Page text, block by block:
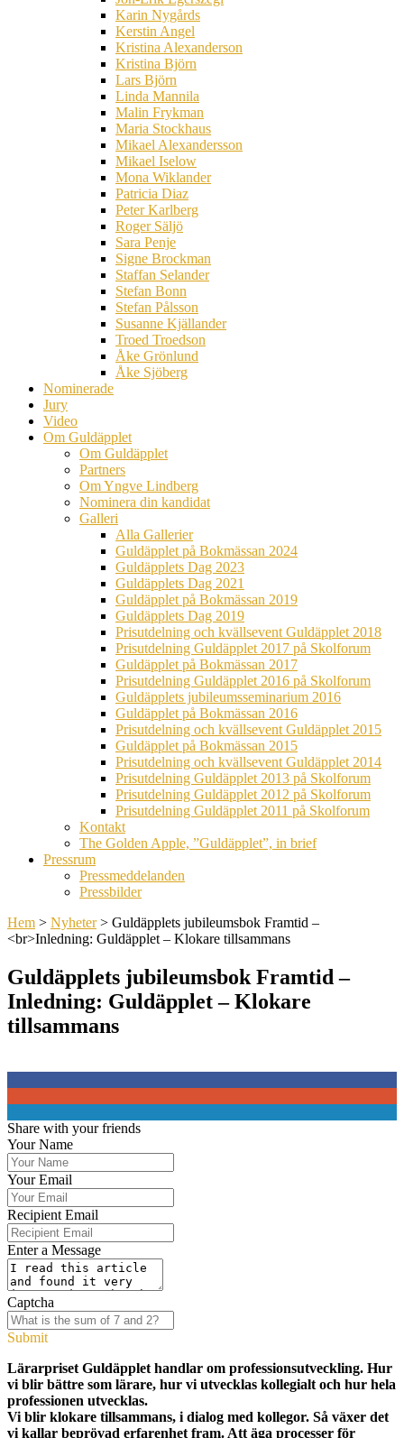
Karin Nygårds
Kerstin Angel
Kristina Alexanderson
Kristina Björn
Lars Björn
Linda Mannila
Malin Frykman
Maria Stockhaus
Mikael Alexandersson
Mikael Iselow
Mona Wiklander
Patricia Diaz
Peter Karlberg
Roger Säljö
Sara Penje
Signe Brockman
Staffan Selander
Stefan Bonn
Stefan Pålsson
Susanne Kjällander
Troed Troedson
Åke Grönlund
Åke Sjöberg
Nominerade
Jury
Video
Om Guldäpplet
Om Guldäpplet
Partners
Om Yngve Lindberg
Nominera din kandidat
Galleri
Alla Gallerier
Guldäpplet på Bokmässan 2024
Guldäpplets Dag 2023
Guldäpplets Dag 2021
Guldäpplet på Bokmässan 2019
Guldäpplets Dag 2019
Prisutdelning och kvällsevent Guldäpplet 2018
Prisutdelning Guldäpplet 2017 på Skolforum
Guldäpplet på Bokmässan 2017
Prisutdelning Guldäpplet 2016 på Skolforum
Guldäpplets jubileumsseminarium 2016
Guldäpplet på Bokmässan 2016
Prisutdelning och kvällsevent Guldäpplet 2015
Guldäpplet på Bokmässan 2015
Prisutdelning och kvällsevent Guldäpplet 2014
Prisutdelning Guldäpplet 2013 på Skolforum
Prisutdelning Guldäpplet 2012 på Skolforum
Prisutdelning Guldäpplet 2011 på Skolforum
Kontakt
The Golden Apple, ”Guldäpplet”, in brief
Pressrum
Pressmeddelanden
Pressbilder
Hem > Nyheter> Guldäpplets jubileumsbok Framtid –
<br>Inledning: Guldäpplet – Klokare tillsammans
Guldäpplets jubileumsbok Framtid –
Inledning: Guldäpplet – Klokare
tillsammans
Share with your friends
Your Name
Your Email
Recipient Email
Enter a Message
Captcha
Submit
Lärarpriset Guldäpplet handlar om professionsutveckling. Hur
vi blir bättre som lärare, hur vi utvecklas kollegialt och hur hela
professionen utvecklas.
Vi blir klokare tillsammans, i dialog med kollegor. Så växer det
vi kallar beprövad erfarenhet fram. Att äga processer för